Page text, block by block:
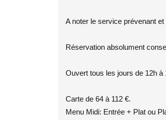
A noter le service prévenant
Réservation absolument
Ouvert tous les jours de 12h à
Carte de 64 à 112 €.
Menu Midi: Entrée + Plat ou